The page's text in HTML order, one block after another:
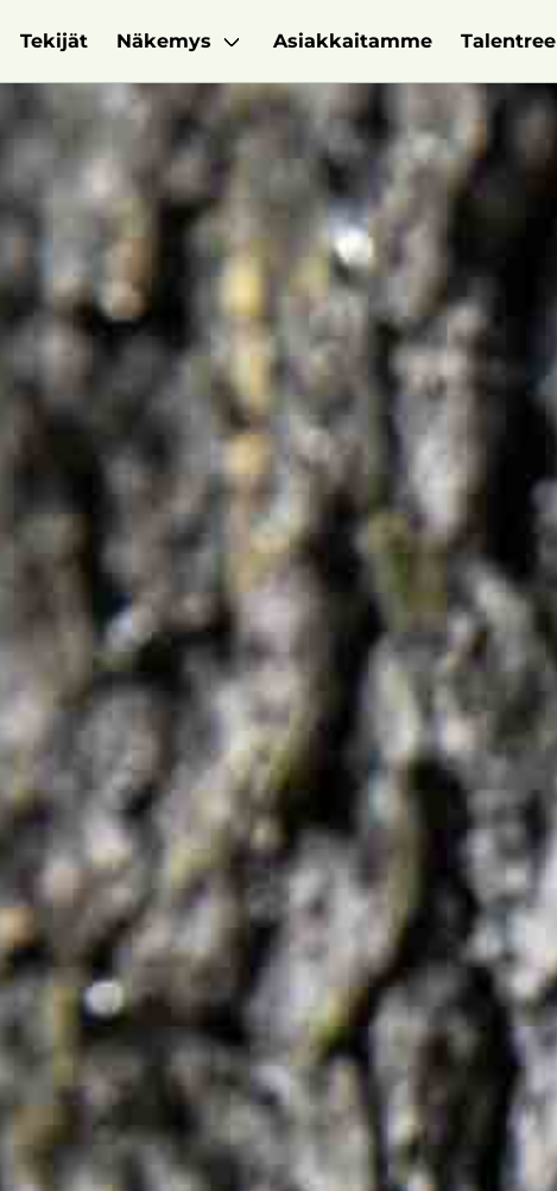
Tekijät Näkemys Asiakkaitamme Talentree